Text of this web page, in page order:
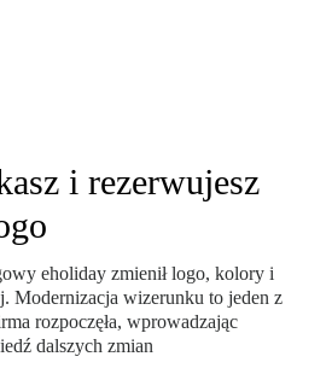
i rezerwujesz
eholiday zmienił logo, kolory i
Modernizacja wizerunku to jeden z
rozpoczęła, wprowadzając
dalszych zmian